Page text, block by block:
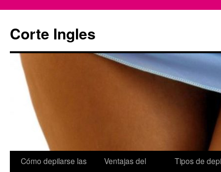
content
Corte Ingles
Cómo depilarse las
Ventajas del
Tipos de